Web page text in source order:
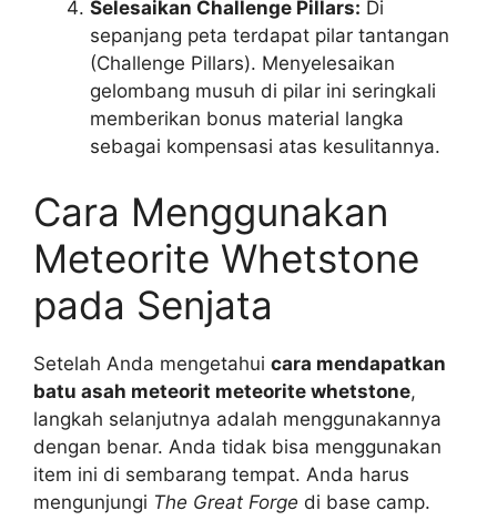
Selesaikan Challenge Pillars: Di
sepanjang peta terdapat pilar tantangan
(Challenge Pillars). Menyelesaikan
gelombang musuh di pilar ini seringkali
memberikan bonus material langka
sebagai kompensasi atas kesulitannya.
Cara Menggunakan
Meteorite Whetstone
pada Senjata
Setelah Anda mengetahui cara mendapatkan
batu asah meteorit meteorite whetstone,
langkah selanjutnya adalah menggunakannya
dengan benar. Anda tidak bisa menggunakan
item ini di sembarang tempat. Anda harus
mengunjungi The Great Forge di base camp.